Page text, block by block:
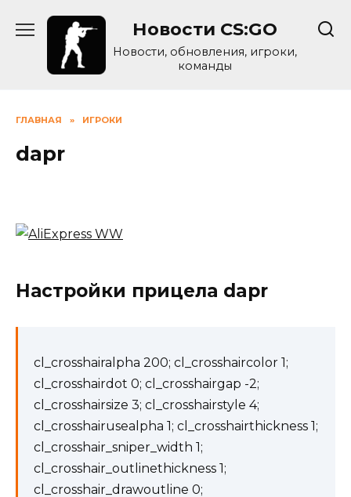
Новости CS:GO
Новости, обновления, игроки,
команды
ГЛАВНАЯ » ИГРОКИ
dapr
Настройки прицела dapr
cl_crosshairalpha 200; cl_crosshaircolor 1;
cl_crosshairdot 0; cl_crosshairgap -2;
cl_crosshairsize 3; cl_crosshairstyle 4;
cl_crosshairusealpha 1; cl_crosshairthickness 1;
cl_crosshair_sniper_width 1;
cl_crosshair_outlinethickness 1;
cl_crosshair_drawoutline 0;